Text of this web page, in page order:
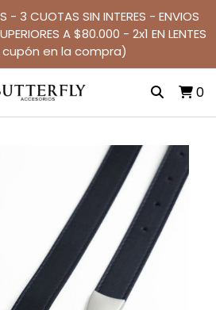
- 3 CUOTAS SIN INTERES - ENVIOS
A $80.000 - 2x1 EN LENTES
en la compra)
0